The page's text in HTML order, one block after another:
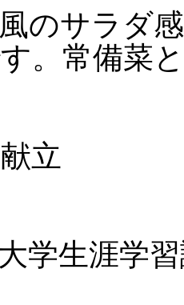
のサラダ
。常備菜
立
大学生涯学